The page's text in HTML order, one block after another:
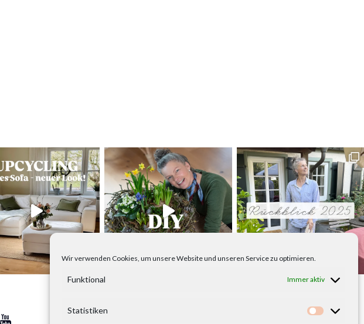
Wir verwenden Cookies, um unsere Website und unseren Service zu optimieren.
Funktional Immer aktiv
Statistiken
Statistiken